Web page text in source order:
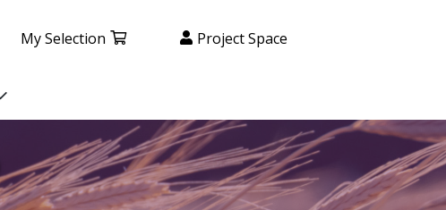
My Selection Project Space